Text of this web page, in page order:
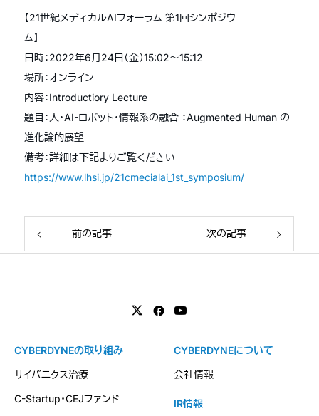
【21世紀メディカルAIフォーラム 第1回シンポジウ
ム】
日時：2022年6月24日（金）15:02〜15:12
場所：オンライン
内容：Introductiory Lecture
題目：人・AI-ロボット・情報系の融合 ：Augmented Human の
進化論的展望
備考：詳細は下記よりご覧ください
https://www.lhsi.jp/21cmecialai_1st_symposium/
前の記事 次の記事
CYBERDYNEの取り組み
サイバニクス治療
C-Startup・CEJファンド
CYBERDYNEについて
会社情報
IR情報